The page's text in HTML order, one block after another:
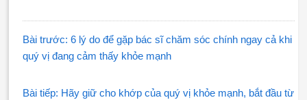
Bài trước: 6 lý do để gặp bác sĩ chăm sóc chính ngay cả khi
quý vị đang cảm thấy khỏe mạnh
Bài tiếp: Hãy giữ cho khớp của quý vị khỏe mạnh, bắt đầu từ